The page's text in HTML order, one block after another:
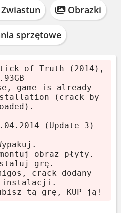
2014. Rozmiar
Wersja
3 (08.04.2014).
Nie musisz nic
lub WinRARem.
płyty lub wypal.
- kup!
Obrazki
sprzętowe
of Truth (2014),
game is already
(crack by
(Update 3)
obraz płyty.
grę.
crack dodany
instalacji.
tą grę, KUP ją!